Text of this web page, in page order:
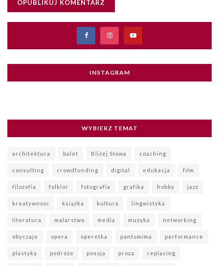
INSTAGRAM
WYBIERZ TEMAT
architektura balet Bliżej Słowa coaching
consulting crowdfunding digital edukacja film
filozofia folklor fotografia grafika hobby jazz
kreatywność książka kultura lingwistyka
literatura malarstwo media muzyka networking
obyczaje opera operetka pantomima performance
plastyka podróże poezja proza replacing